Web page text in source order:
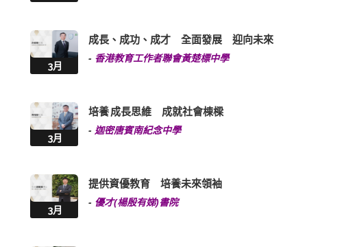
3月
成長、成功、成才 全面發展 迎向未來
- 香港教育工作者聯會黃楚標中學
3月
培養 成長思維 成就社會棟樑
-迦密唐賓南紀念中學
3月
提供資優教育 培養未來領袖
- 優才(楊殷有娣)書院